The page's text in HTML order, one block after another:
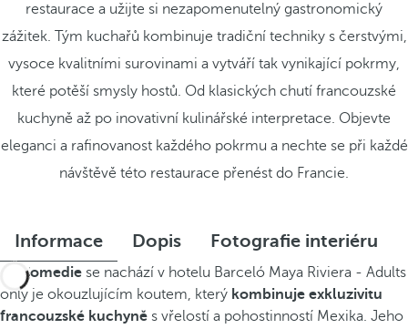
restaurace a užijte si nezapomenutelný gastronomický
zážitek. Tým kuchařů kombinuje tradiční techniky s čerstvými,
vysoce kvalitními surovinami a vytváří tak vynikající pokrmy,
které potěší smysly hostů. Od klasických chutí francouzské
kuchyně až po inovativní kulinářské interpretace. Objevte
eleganci a rafinovanost každého pokrmu a nechte se při každé
návštěvě této restaurace přenést do Francie.
Informace Dopis Fotografie interiéru
La Comedie se nachází v hotelu Barceló Maya Riviera - Adults
only je okouzlujícím koutem, který kombinuje exkluzivitu
francouzské kuchyně s vřelostí a pohostinností Mexika. Jeho